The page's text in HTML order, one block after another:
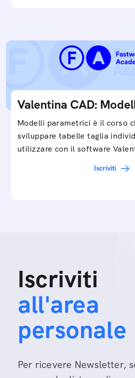
Valentina CAD:
Modelli parametrici è il corso
sviluppare tabelle taglia
utilizzare con il software
Iscriviti
Iscriviti
all'area
personale
Per ricevere Newsletter,